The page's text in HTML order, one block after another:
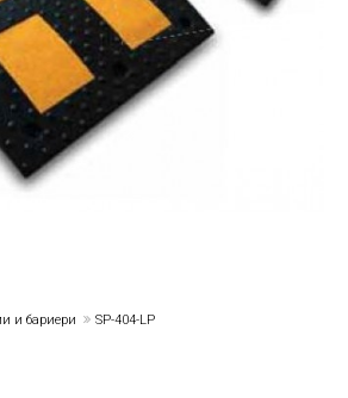
и бариери SP-404-LP